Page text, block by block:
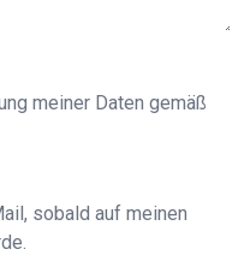
meiner Daten gemäß
sobald auf meinen